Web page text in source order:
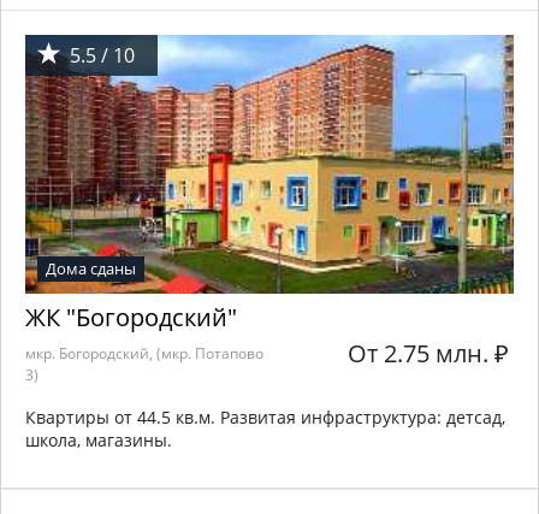
5.5 / 10
Дома сданы
ЖК "Богородский"
мкр. Богородский, (мкр. Потапово
3)
От 2.75 млн. ₽
Квартиры от 44.5 кв.м. Развитая инфраструктура: детсад,
школа, магазины.